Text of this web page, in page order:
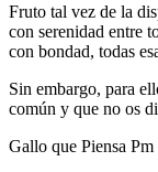
Fruto tal vez de la
con serenidad entre
con bondad, todas
Sin embargo, para
común y que no os
Gallo que Piensa Pm